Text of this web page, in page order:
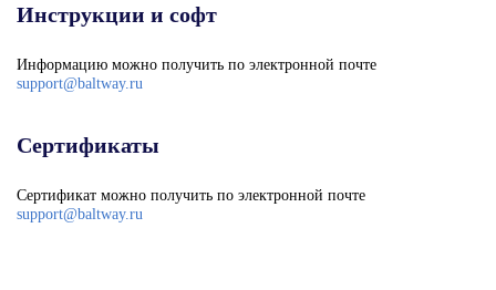
Инструкции и софт
Информацию можно получить по электронной почте
support@baltway.ru
Сертификаты
Сертификат можно получить по электронной почте
support@baltway.ru